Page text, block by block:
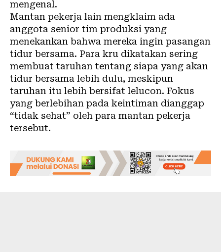
mengenal.
Mantan pekerja lain mengklaim ada
anggota senior tim produksi yang
menekankan bahwa mereka ingin pasangan
tidur bersama. Para kru dikatakan sering
membuat taruhan tentang siapa yang akan
tidur bersama lebih dulu, meskipun
taruhan itu lebih bersifat lelucon. Fokus
yang berlebihan pada keintiman dianggap
“tidak sehat” oleh para mantan pekerja
tersebut.